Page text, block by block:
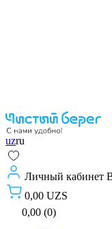
uzru
Личный кабинет
0,00 UZS
0,00 (0)